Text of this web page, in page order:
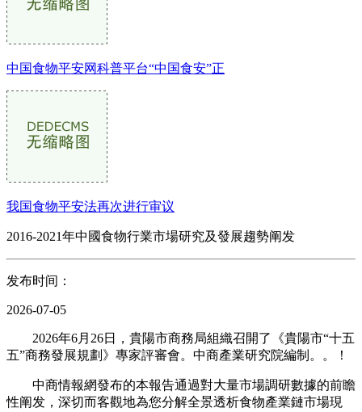
中国食物平安网科普平台“中国食安”正
我国食物平安法再次进行审议
2016-2021年中國食物行業市場研究及發展趨勢阐发
发布时间：
2026-07-05
2026年6月26日，貴陽市商務局組織召開了《貴陽市“十五
五”商務發展規劃》專家評審會。中商產業研究院編制。。！
中商情報網發布的本報告通過對大量市場調研數據的前瞻
性阐发，深切而客觀地為您分解全景透析食物產業鏈市場現